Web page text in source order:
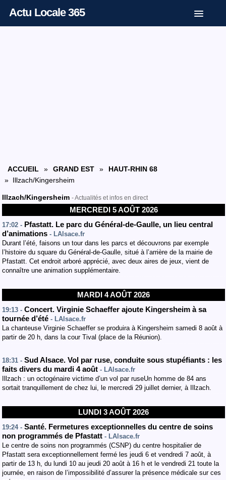
Actu Locale 365
ACCUEIL » GRAND EST »
HAUT-RHIN 68
» Illzach/Kingersheim
Illzach/Kingersheim - Actualités et infos en direct
MERCREDI 5 AOÛT 2026
17:02 - Pfastatt. Le parc du Général-de-Gaulle, un lieu central
d’animations - LAlsace.fr
Durant l’été, faisons un tour dans les parcs et découvrons par exemple
l’histoire du square du Général-de-Gaulle, situé à l’arrière de la mairie de
Pfastatt. Cet endroit arboré apprécié, avec deux aires de jeux, vient de
connaître une animation supplémentaire.
MARDI 4 AOÛT 2026
19:13 - Concert. Virginie Schaeffer ajoute Kingersheim à sa
tournée d’été - LAlsace.fr
La chanteuse Virginie Schaeffer se produira à Kingersheim samedi 8 août à
partir de 20 h, dans la cour Tival (place de la Réunion).
18:31 - Sud Alsace. Vol par ruse, conduite sous stupéfiants : les
faits divers du mardi 4 août - LAlsace.fr
Illzach : un octogénaire victime d’un vol par ruseUn homme de 84 ans
sortait tranquillement de chez lui, le mercredi 29 juillet dernier, à Illzach.
LUNDI 3 AOÛT 2026
19:24 - Santé. Fermetures exceptionnelles du centre de soins
non programmés de Pfastatt - LAlsace.fr
Le centre de soins non programmés (CSNP) du centre hospitalier de
Pfastatt sera exceptionnellement fermé les jeudi 6 et vendredi 7 août, à
partir de 13 h, du lundi 10 au jeudi 20 août à 16 h et le vendredi 21 toute la
journée, en raison de l’impossibilité d’assurer la présence médicale sur ces